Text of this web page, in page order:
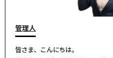
管理人
皆さま、こんにちは。